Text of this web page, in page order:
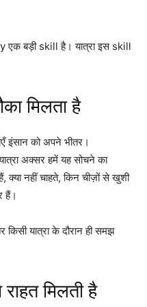
बड़ी skill है। यात्रा इस skill
मिलता है
इंसान को अपने भीतर।
अक्सर हमें यह सोचने का
क्या नहीं चाहते, किन चीज़ों से खुशी
हैं।
यात्रा के दौरान ही समझ
मिलती है